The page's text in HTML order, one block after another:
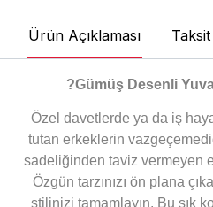
Ürün Açıklaması
?Gümüş Desenli
Özel davetlerde ya da iş
tutan erkeklerin
sadeliğinden taviz vermeyen
Özgün tarzınızı ön plana
stilinizi tamamlayın. Bu şık